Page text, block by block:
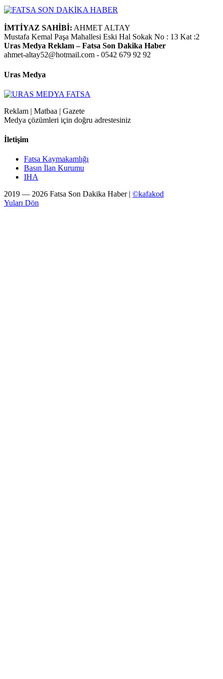
İMTİYAZ SAHİBİ: AHMET ALTAY
Mustafa Kemal Paşa Mahallesi Eski Hal Sokak No : 13 Kat :2
Uras Medya Reklam – Fatsa Son Dakika Haber
ahmet-altay52@hotmail.com - 0542 679 92 92
Uras Medya
Reklam | Matbaa | Gazete
Medya çözümleri için doğru adrestesiniz
İletişim
Fatsa Kaymakamlığı
Basın İlan Kurumu
IHA
2019 — 2026 Fatsa Son Dakika Haber | ©kafakod
Yuları Dön